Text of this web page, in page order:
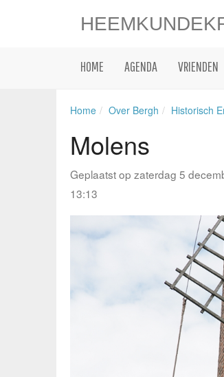
HOME AGENDA VRIENDEN
Home Over Bergh Historisch
Molens
Geplaatst op zaterdag 5
13:13